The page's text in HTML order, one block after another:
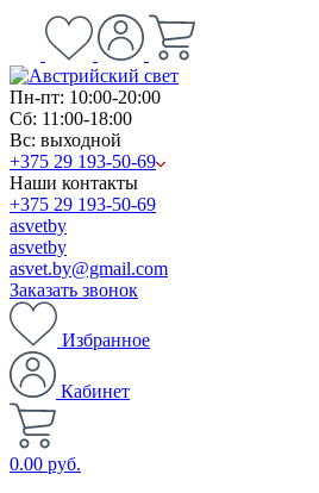
Пн-пт: 10:00-20:00
Сб: 11:00-18:00
Вс: выходной
+375 29 193-50-69
Наши контакты
+375 29 193-50-69
asvetby
asvetby
asvet.by@gmail.com
Заказать звонок
Избранное
Кабинет
0.00 руб.